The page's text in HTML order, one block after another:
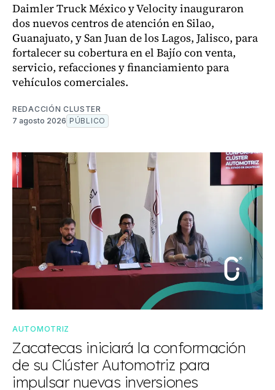
Daimler Truck México y Velocity inauguraron
dos nuevos centros de atención en Silao,
Guanajuato, y San Juan de los Lagos, Jalisco, para
fortalecer su cobertura en el Bajío con venta,
servicio, refacciones y financiamiento para
vehículos comerciales.
REDACCIÓN CLUSTER
7 agosto 2026 PÚBLICO
AUTOMOTRIZ
Zacatecas iniciará la conformación
de su Clúster Automotriz para
impulsar nuevas inversiones